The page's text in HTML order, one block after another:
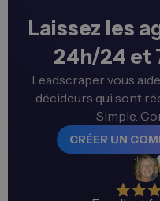
Laissez les
24h/24 et
Leadscraper vous
décideurs qui sont
Simple.
CRÉER UN